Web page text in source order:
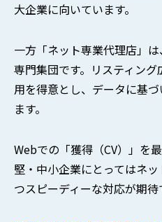
大企業に向いています。
一方「ネット専業代理店」
専門集団です。リスティン
用を得意とし、データに基
ます。
Webでの「獲得（CV）」を
堅・中小企業にとってはネ
つスピーディーな対応が期待